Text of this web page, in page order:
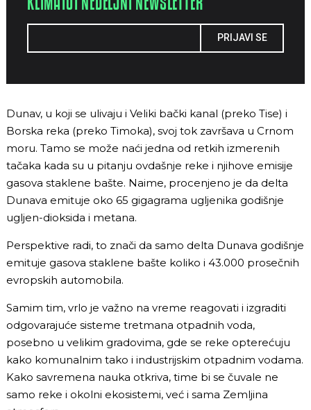
PRIJAVI SE
Dunav, u koji se ulivaju i Veliki bački kanal (preko Tise) i
Borska reka (preko Timoka), svoj tok završava u Crnom
moru. Tamo se može naći jedna od retkih izmerenih
tačaka kada su u pitanju ovdašnje reke i njihove emisije
gasova staklene bašte. Naime, procenjeno je da delta
Dunava emituje oko 65 gigagrama ugljenika godišnje
ugljen-dioksida i metana.
Perspektive radi, to znači da samo delta Dunava godišnje
emituje gasova staklene bašte koliko i 43.000 prosečnih
evropskih automobila.
Samim tim, vrlo je važno na vreme reagovati i izgraditi
odgovarajuće sisteme tretmana otpadnih voda,
posebno u velikim gradovima, gde se reke opterećuju
kako komunalnim tako i industrijskim otpadnim vodama.
Kako savremena nauka otkriva, time bi se čuvale ne
samo reke i okolni ekosistemi, već i sama Zemljina